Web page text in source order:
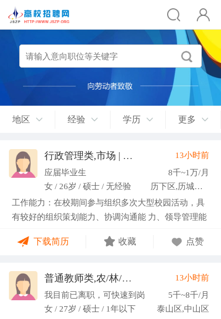
地区 经验 学历 更多
行政管理类,市场 | 媒介 | 广告 | 设计,人事/行政/后勤
13小时前
应届毕业生
8千~1万/月
女 / 26岁 / 硕士 / 无经验
历下区,历城区,市中区
工作能力：在校期间参与组织多次大型校园活动，具
有较好的组织策划能力、协调沟通能 力、领导管理能
务； 学习能力：有清晰的自我定位，能够很好地吸纳
做事认真细心，具有较强的执行力、高度敬业精神、
良好的职业操 守和团队协作精神。
下载简历 收藏 点赞
普通教师类,农/林/牧/渔业 (张卓璐)13小时前
我目前已离职，可快速到岗
5千~8千/月
女 / 27岁 / 硕士 / 1年以下
泰山区,中山区